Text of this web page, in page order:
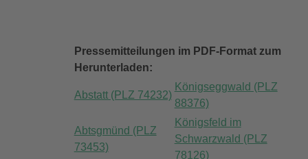
Pressemitteilungen im PDF-Format zum
Herunterladen:
Abstatt (PLZ 74232)
Königseggwald (PLZ
88376)
Abtsgmünd (PLZ
73453)
Königsfeld im
Schwarzwald (PLZ
78126)